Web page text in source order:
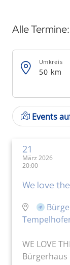
Alle Termine:
50 km
Umkreis
Events
21
März 2026
20:00
We love
WE LOVE
Bürgerhaus